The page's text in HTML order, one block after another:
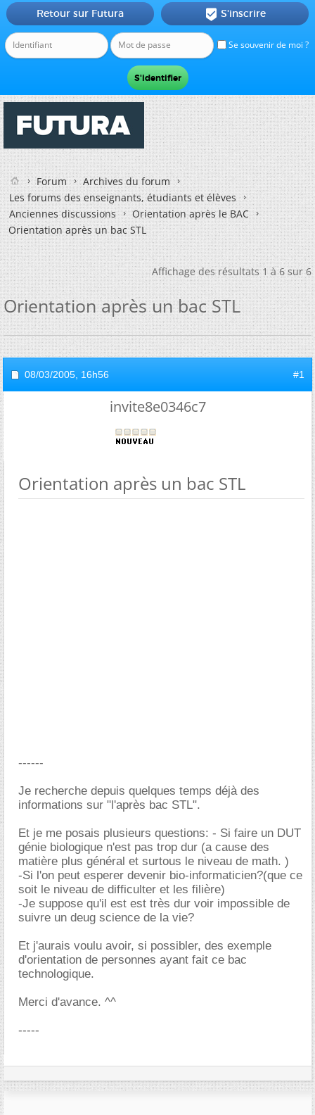
Se souvenir de moi ?
Retour sur Futura  S'inscrire
Forum
Archives du forum
Les forums des enseignants, étudiants et élèves
Anciennes discussions
Orientation après le BAC
Orientation après un bac STL
Affichage des résultats 1 à 6 sur 6
Orientation après un bac STL
08/03/2005, 16h56 #1
invite8e0346c7
Orientation après un bac STL
------
Je recherche depuis quelques temps déjà des
informations sur "l'après bac STL".
Et je me posais plusieurs questions: - Si faire un DUT
génie biologique n'est pas trop dur (a cause des
matière plus général et surtous le niveau de math. )
-Si l'on peut esperer devenir bio-informaticien?(que ce
soit le niveau de difficulter et les filière)
-Je suppose qu'il est est très dur voir impossible de
suivre un deug science de la vie?
Et j'aurais voulu avoir, si possibler, des exemple
d'orientation de personnes ayant fait ce bac
technologique.
Merci d'avance. ^^
-----